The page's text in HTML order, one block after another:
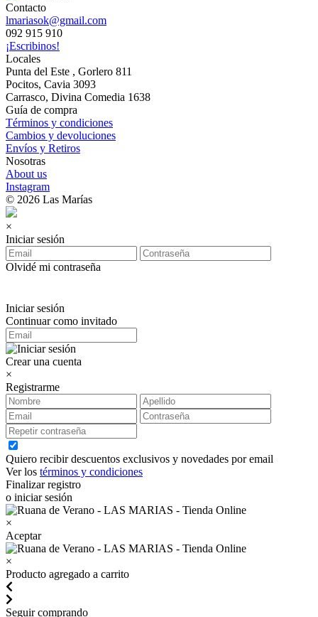
Contacto
lmariasok@gmail.com
092 915 910
¡Escribinos!
Locales
Punta del Este , Gorlero 811
Pocitos, Cavia 3093
Carrasco, Divina Comedia 1638
Guía de compra
Términos y condiciones
Cambios y devoluciones
Envíos y Retiros
Nosotras
About us
Instagram
© 2026 Las Marías
×
Iniciar sesión
Olvidé mi contraseña
Iniciar sesión
Continuar como invitado
Crear una cuenta
×
Registrarme
Quiero recibir descuentos exclusivos y novedades por email
Ver los términos y condiciones
Finalizar registro
o iniciar sesión
×
Aceptar
×
Producto agregado a carrito
Seguir comprando